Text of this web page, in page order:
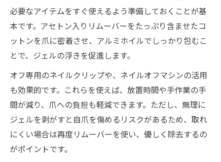
必要なアイテムをすぐ使えるよう準備しておくことが基
本です。アセトン入りリムーバーをたっぷり含ませたコ
ットンを爪に密着させ、アルミホイルでしっかり包むこ
とで、ジェルの浮きを促進します。
オフ専用のネイルクリップや、ネイルオフマシンの活用
も効果的です。これらを使えば、放置時間や手作業の手
間が減り、爪への負担も軽減できます。ただし、無理に
ジェルを剥がすと自爪を傷めるリスクがあるため、取れ
にくい場合は再度リムーバーを使い、優しく除去するの
がポイントです。